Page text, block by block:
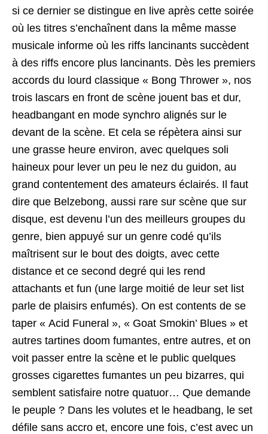
si ce dernier se distingue en live après cette soirée
où les titres s’enchaînent dans la même masse
musicale informe où les riffs lancinants succèdent
à des riffs encore plus lancinants. Dès les premiers
accords du lourd classique « Bong Thrower », nos
trois lascars en front de scène jouent bas et dur,
headbangant en mode synchro alignés sur le
devant de la scène. Et cela se répètera ainsi sur
une grasse heure environ, avec quelques soli
haineux pour lever un peu le nez du guidon, au
grand contentement des amateurs éclairés. Il faut
dire que Belzebong, aussi rare sur scène que sur
disque, est devenu l’un des meilleurs groupes du
genre, bien appuyé sur un genre codé qu’ils
maîtrisent sur le bout des doigts, avec cette
distance et ce second degré qui les rend
attachants et fun (une large moitié de leur set list
parle de plaisirs enfumés). On est contents de se
taper « Acid Funeral », « Goat Smokin’ Blues » et
autres tartines doom fumantes, entre autres, et on
voit passer entre la scène et le public quelques
grosses cigarettes fumantes un peu bizarres, qui
semblent satisfaire notre quatuor… Que demande
le peuple ? Dans les volutes et le headbang, le set
défile sans accro et, encore une fois, c’est avec un